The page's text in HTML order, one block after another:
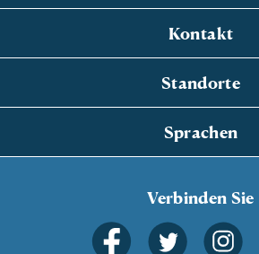
Kontakt
Standorte
Sprachen
Verbinden Sie